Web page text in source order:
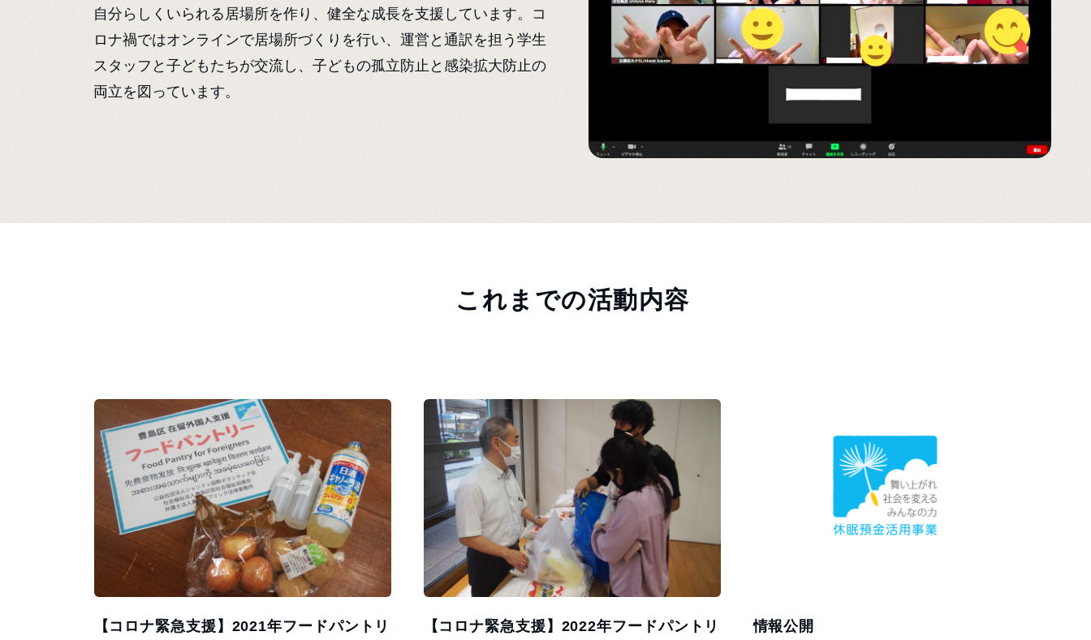
自分らしくいられる居場所を作り、健全な成長を支援しています。コ
ロナ禍ではオンラインで居場所づくりを行い、運営と通訳を担う学生
スタッフと子どもたちが交流し、子どもの孤立防止と感染拡大防止の
両立を図っています。
これまでの活動内容
【コロナ緊急支援】2021年フードパントリ
【コロナ緊急支援】2022年フードパントリ
情報公開